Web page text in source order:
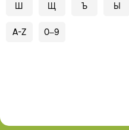
Ш Щ Ъ Ы
A-Z 0–9